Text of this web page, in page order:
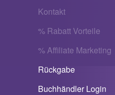
Kontakt
% Rabatt Vorteile
% Affiliate Marketing
Rückgabe
Buchhändler Login